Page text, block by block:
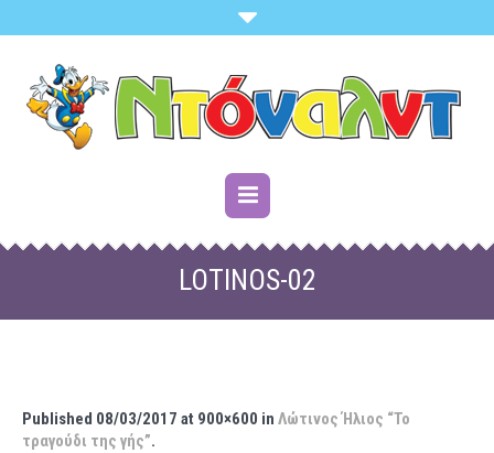
LOTINOS-02
Published 08/03/2017 at 900×600 in Λώτινος Ήλιος “Το
τραγούδι της γής”.